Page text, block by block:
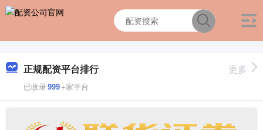
正规配资平台排行
已收录999+家平台
更多